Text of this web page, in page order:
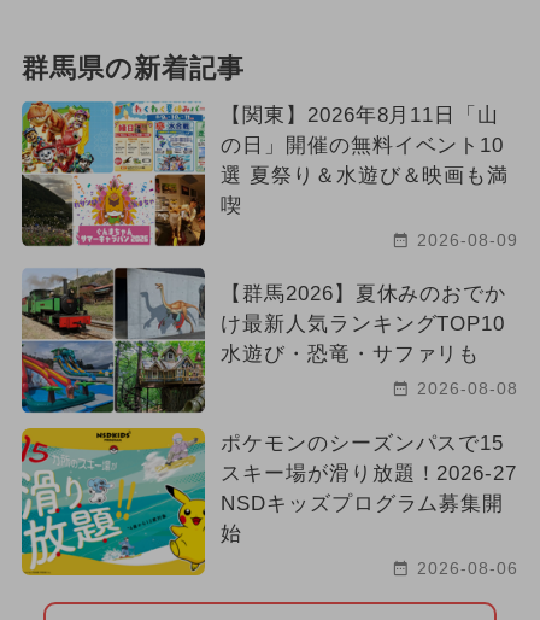
群馬県の新着記事
【関東】2026年8月11日「山
の日」開催の無料イベント10
選 夏祭り＆水遊び＆映画も満
喫
2026-08-09
【群馬2026】夏休みのおでか
け最新人気ランキングTOP10
水遊び・恐竜・サファリも
2026-08-08
ポケモンのシーズンパスで15
スキー場が滑り放題！2026-27
NSDキッズプログラム募集開
始
2026-08-06